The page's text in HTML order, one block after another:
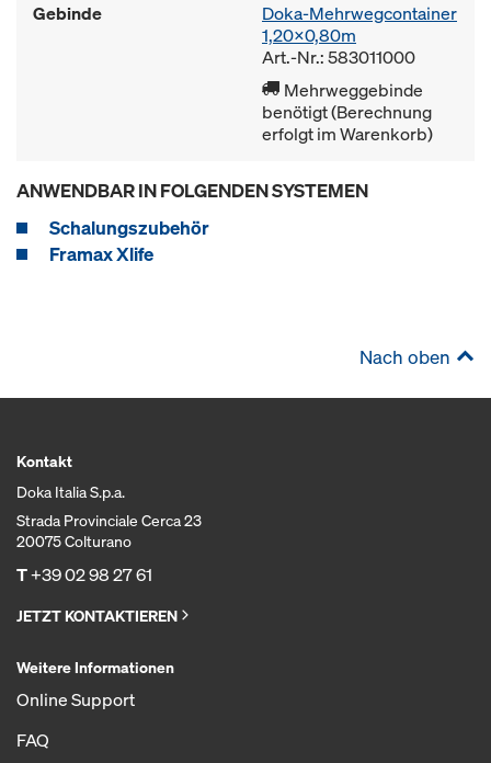
Gebinde
Doka-Mehrwegcontainer
1,20x0,80m
Art.-Nr.: 583011000
Mehrweggebinde
benötigt (Berechnung
erfolgt im Warenkorb)
ANWENDBAR IN FOLGENDEN SYSTEMEN
Schalungszubehör
Framax Xlife
Nach oben
Kontakt
Doka Italia S.p.a.
Strada Provinciale Cerca 23
20075 Colturano
T+39 02 98 27 61
JETZT KONTAKTIEREN
Weitere Informationen
Online Support
FAQ